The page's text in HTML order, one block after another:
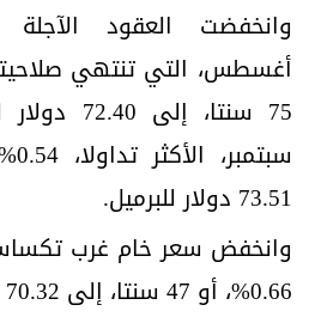
وانخفضت العقود
75 سنتا،
73.51 دولار للبرميل.
وانخفض سعر خام غرب
0.66%، أو 47 سنتا، إلى 70.32 دولار للبرميل.